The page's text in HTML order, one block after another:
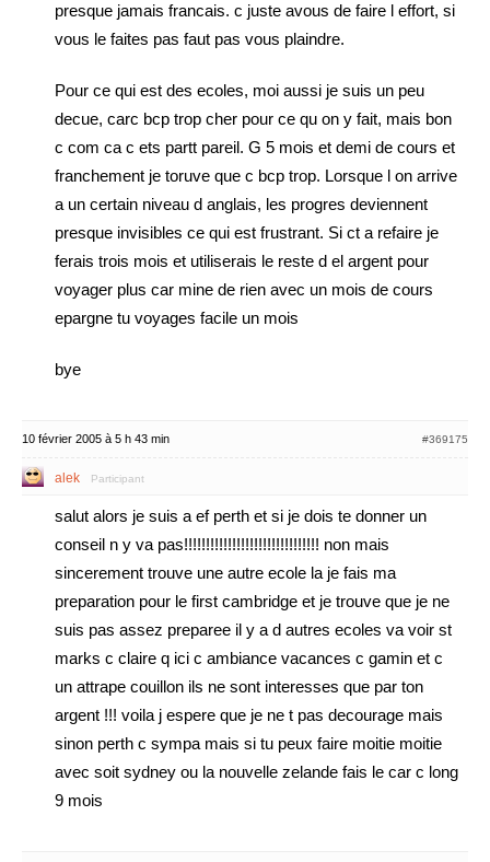
presque jamais francais. c juste avous de faire l effort, si
vous le faites pas faut pas vous plaindre.
Pour ce qui est des ecoles, moi aussi je suis un peu
decue, carc bcp trop cher pour ce qu on y fait, mais bon
c com ca c ets partt pareil. G 5 mois et demi de cours et
franchement je toruve que c bcp trop. Lorsque l on arrive
a un certain niveau d anglais, les progres deviennent
presque invisibles ce qui est frustrant. Si ct a refaire je
ferais trois mois et utiliserais le reste d el argent pour
voyager plus car mine de rien avec un mois de cours
epargne tu voyages facile un mois
bye
10 février 2005 à 5 h 43 min #369175
alek Participant
salut alors je suis a ef perth et si je dois te donner un
conseil n y va pas!!!!!!!!!!!!!!!!!!!!!!!!!!!!!!! non mais
sincerement trouve une autre ecole la je fais ma
preparation pour le first cambridge et je trouve que je ne
suis pas assez preparee il y a d autres ecoles va voir st
marks c claire q ici c ambiance vacances c gamin et c
un attrape couillon ils ne sont interesses que par ton
argent !!! voila j espere que je ne t pas decourage mais
sinon perth c sympa mais si tu peux faire moitie moitie
avec soit sydney ou la nouvelle zelande fais le car c long
9 mois